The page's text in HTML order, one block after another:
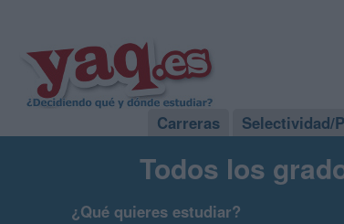
Carreras Selectividad/
Todos los
¿Qué quieres estudiar?